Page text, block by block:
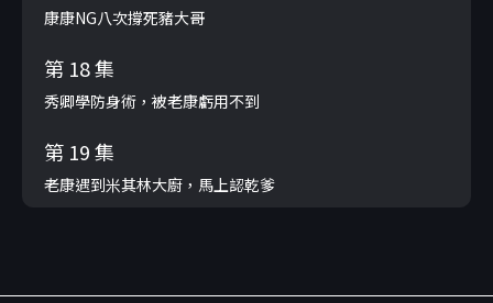
康康NG八次撐死豬大哥
第 18 集
秀卿學防身術，被老康虧用不到
第 19 集
老康遇到米其林大廚，馬上認乾爹